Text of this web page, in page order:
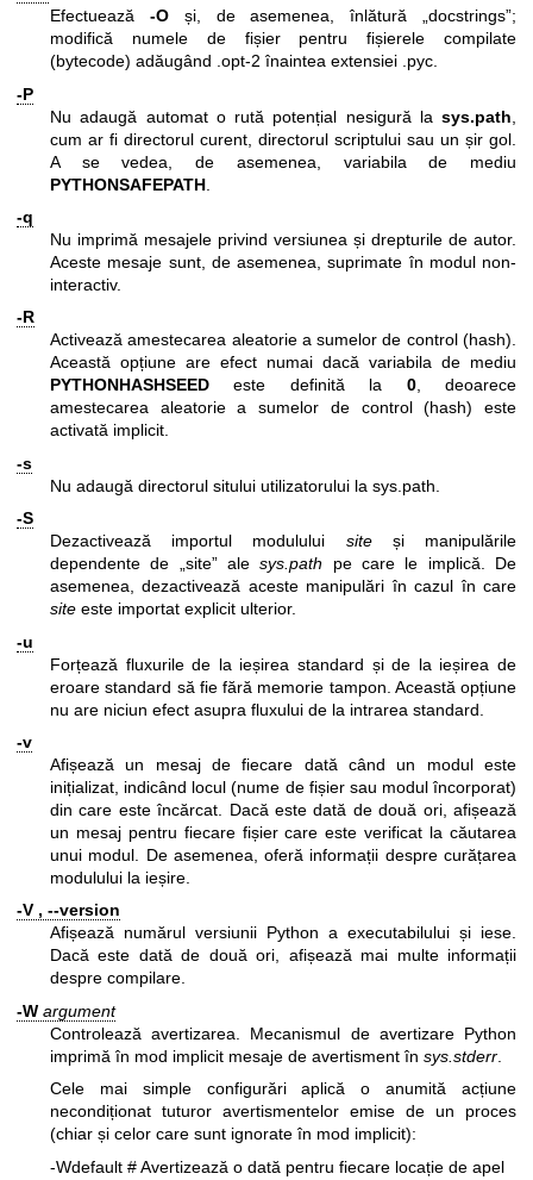
Efectuează -Oși, de asemenea, înlătură „docstrings”;
modifică numele de fișier pentru fișierele compilate
(bytecode) adăugând .opt-2 înaintea extensiei .pyc.
-P
Nu adaugă automat o rută potențial nesigură la sys.path
cum ar fi directorul curent, directorul scriptului sau un șir gol.
A se vedea, de asemenea, variabila de mediu
PYTHONSAFEPATH
-q
Nu imprimă mesajele privind versiunea și drepturile de autor.
Aceste mesaje sunt, de asemenea, suprimate în modul non-
interactiv.
-R
Activează amestecarea aleatorie a sumelor de control (hash).
Această opțiune are efect numai dacă variabila de mediu
PYTHONHASHSEED este definită la 0, deoarece
amestecarea aleatorie a sumelor de control (hash) este
activată implicit.
-s
Nu adaugă directorul sitului utilizatorului la sys.path.
-S
Dezactivează importul modulului siteși manipulările
dependente de „site” alesys.path pe care le implică. De
asemenea, dezactivează aceste manipulări în cazul în care
site este importat explicit ulterior.
-u
Forțează fluxurile de la ieșirea standard și de la ieșirea de
eroare standard să fie fără memorie tampon. Această opțiune
nu are niciun efect asupra fluxului de la intrarea standard.
-v
Afișează un mesaj de fiecare dată când un modul este
inițializat, indicând locul (nume de fișier sau modul încorporat)
din care este încărcat. Dacă este dată de două ori, afișează
un mesaj pentru fiecare fișier care este verificat la căutarea
unui modul. De asemenea, oferă informații despre curățarea
modulului la ieșire.
-V , --version
Afișează numărul versiunii Python a executabilului și iese.
Dacă este dată de două ori, afișează mai multe informații
despre compilare.
-W argument
Controlează avertizarea. Mecanismul de avertizare Python
imprimă în mod implicit mesaje de avertisment în sys.stderr
Cele mai simple configurări aplică o anumită acțiune
necondiționat tuturor avertismentelor emise de un proces
(chiar și celor care sunt ignorate în mod implicit):
-Wdefault # Avertizează o dată pentru fiecare locație de apel